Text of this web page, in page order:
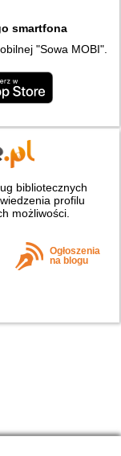
smartfona
"Sowa MOBI".
bibliotecznych
profilu
możliwości.
Ogłoszenia
na blogu